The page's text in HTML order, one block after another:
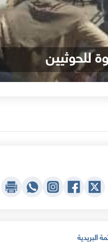
للحوثيين
البريدية